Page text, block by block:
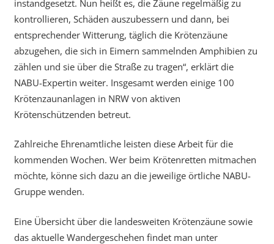
instandgesetzt. Nun heißt es, die Zäune regelmäßig zu
kontrollieren, Schäden auszubessern und dann, bei
entsprechender Witterung, täglich die Krötenzäune
abzugehen, die sich in Eimern sammelnden Amphibien zu
zählen und sie über die Straße zu tragen“, erklärt die
NABU-Expertin weiter. Insgesamt werden einige 100
Krötenzaunanlagen in NRW von aktiven
Krötenschützenden betreut.
Zahlreiche Ehrenamtliche leisten diese Arbeit für die
kommenden Wochen. Wer beim Krötenretten mitmachen
möchte, könne sich dazu an die jeweilige örtliche NABU-
Gruppe wenden.
Eine Übersicht über die landesweiten Krötenzäune sowie
das aktuelle Wandergeschehen findet man unter